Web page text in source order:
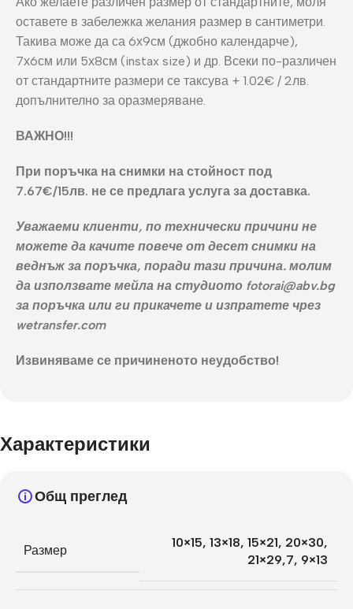
оставете в забележка желания размер в сантиметри.
Такива може да са 6х9см (джобно календарче),
7х6см или 5х8см (instax size) и др. Всеки по-различен
от стандартните размери се таксува + 1.02€ / 2лв.
допълнително за оразмеряване.
ВАЖНО!!!
При поръчка на снимки на стойност под
7.67€/15лв. не се предлага услуга за доставка.
Уважаеми клиенти, по технически причини не
можете да качите повече от десет снимки на
веднъж за поръчка, поради тази причина. молим
да използвате мейла на студиото fotorai@abv.bg
за поръчка или ги прикачете и изпратете чрез
wetransfer.com
Извиняваме се причиненото неудобство!
Характеристики
Общ преглед
Размер
10×15, 13×18, 15×21, 20×30,
21×29,7, 9×13